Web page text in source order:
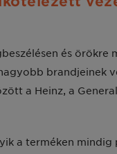
és örökre
brandjeinek
a Heinz, a
a terméken